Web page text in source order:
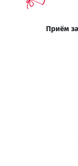
Приём